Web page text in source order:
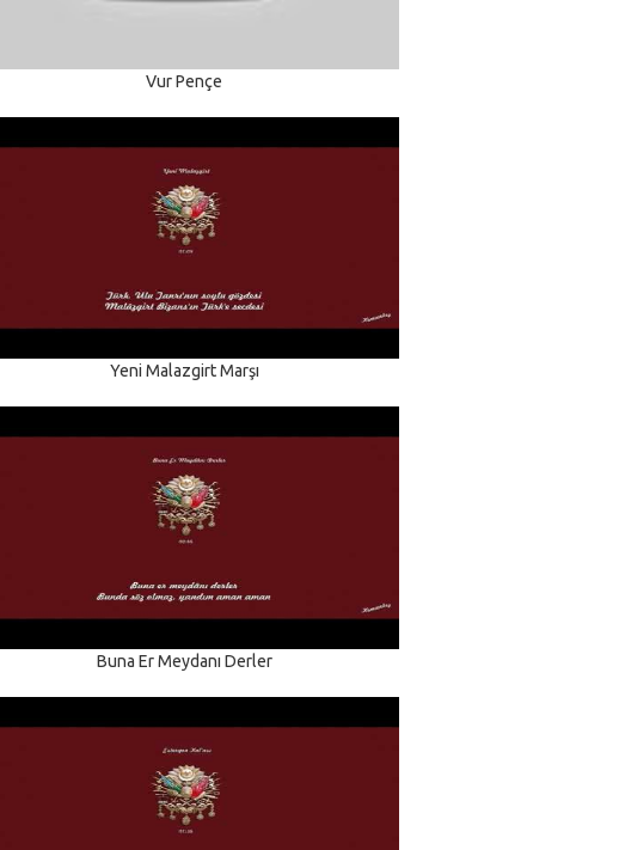
Vur Pençe
Yeni Malazgirt Marşı
Buna Er Meydanı Derler